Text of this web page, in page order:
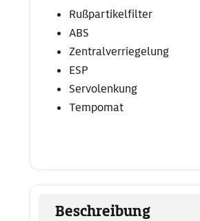
Rußpartikelfilter
ABS
Zentralverriegelung
ESP
Servolenkung
Tempomat
Beschreibung